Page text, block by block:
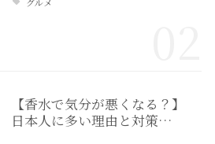
【香水で気分が悪くなる？】
日本人に多い理由と対策…